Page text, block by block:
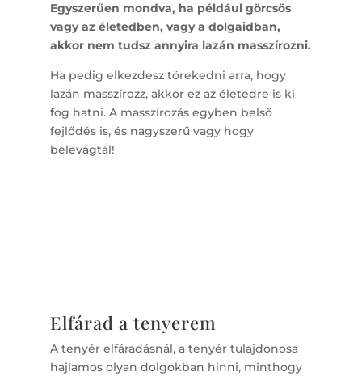
Egyszerűen mondva, ha például görcsös
vagy az életedben, vagy a dolgaidban,
akkor nem tudsz annyira lazán masszírozni.
Ha pedig elkezdesz törekedni arra, hogy
lazán masszírozz, akkor ez az életedre is ki
fog hatni. A masszírozás egyben belső
fejlődés is, és nagyszerű vagy hogy
belevágtál!
Elfárad a tenyerem
A tenyér elfáradásnál, a tenyér tulajdonosa
hajlamos olyan dolgokban hinni, minthogy